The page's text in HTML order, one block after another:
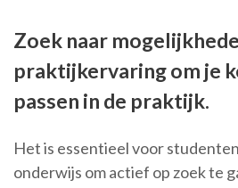
Zoek naar
praktijkervaring om je
passen in de praktijk.
Het is essentieel voor
onderwijs om actief op zoek te